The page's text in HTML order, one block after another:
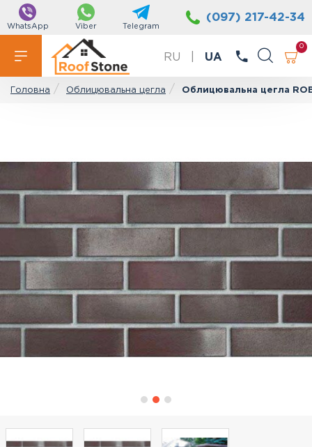
WhatsApp Viber Telegram
(097) 217-42-34
RU UA
0
Головна Облицювальна цегла Облицювальна цегла